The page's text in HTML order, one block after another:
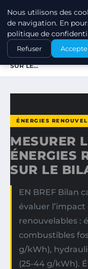
EXXON
ACCUEIL
ÉNERGIES
MESURER
SUR LE…
ÉNERGIES
MESURER
ÉNERGIES
SUR LE
EN BREF Bilan
évaluer
renouvelables :
combustibles
g/kWh),
(25-44 g/kWh).
Nous utilisons des
de navigation. En
politique de
Refuser